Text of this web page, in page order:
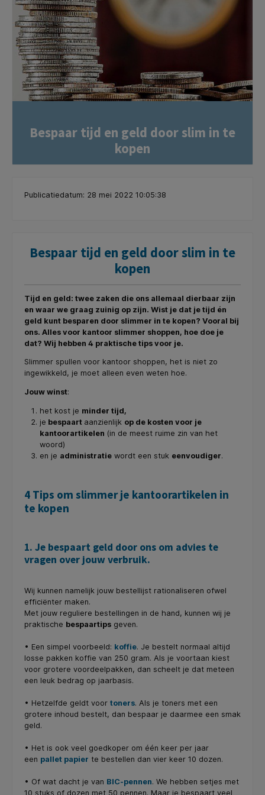
Bespaar tijd en geld door slim in te
kopen
Publicatiedatum: 28 mei 2022 10:05:38
Bespaar tijd en geld door slim in te
kopen
Tijd en geld: twee zaken die ons allemaal dierbaar zijn
en waar we graag zuinig op zijn. Wist je dat je tijd én
geld kunt besparen door slimmer in te kopen? Vooral bij
ons. Alles voor kantoor slimmer shoppen, hoe doe je
dat? Wij hebben 4 praktische tips voor je.
Slimmer spullen voor kantoor shoppen, het is niet zo
ingewikkeld, je moet alleen even weten hoe.
Jouw winst:
het kost je minder tijd,
je bespaart aanzienlijk op de kosten voor je
kantoorartikelen (in de meest ruime zin van het
woord)
en je administratiewordt een stuk eenvoudiger.
4 Tips om slimmer je kantoorartikelen in
te kopen
1. Je bespaart geld door ons om advies te
vragen over jouw verbruik.
Wij kunnen namelijk jouw bestellijst rationaliseren ofwel
efficiënter maken.
Met jouw reguliere bestellingen in de hand, kunnen wij je
praktische bespaartips geven.
• Een simpel voorbeeld: koffie. Je bestelt normaal altijd
losse pakken koffie van 250 gram. Als je voortaan kiest
voor grotere voordeelpakken, dan scheelt je dat meteen
een leuk bedrag op jaarbasis.
• Hetzelfde geldt voor toners. Als je toners met een
grotere inhoud bestelt, dan bespaar je daarmee een smak
geld.
• Het is ook veel goedkoper om één keer per jaar
een pallet papier te bestellen dan vier keer 10 dozen.
• Of wat dacht je van BIC-pennen. We hebben setjes met
10 stuks of dozen met 50 pennen. Maar je bespaart veel